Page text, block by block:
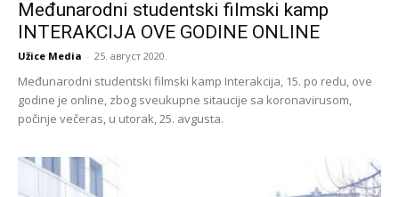
Međunarodni studentski filmski kamp
INTERAKCIJA OVE GODINE ONLINE
Užice Media - 25. август 2020.
Međunarodni studentski filmski kamp Interakcija, 15. po redu, ove
godine je online, zbog sveukupne sitaucije sa koronavirusom,
počinje večeras, u utorak, 25. avgusta.